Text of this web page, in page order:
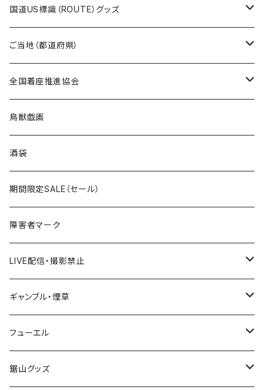
トートバッグ
千葉ロッテマリーンズコラボ
ホテルキーホルダー
トートバッグ
ホテルキーホルダー
ステッカー
国道0～99号線
国道100～199号線
国道600～699号線
国道700～799号線
Tシャツ
キャップ
国道US標識（ROUTE）グッズ
ステッカー
ROUTE 0～99号線
ROUTE100～199号線
ROUTE600～699号線
ROUTE700～799号線
Tシャツ
ROUTE 0～99号線
ROUTE 100～199号線
ROUTE 600～699号線
ROUTE 700～799号線
キャップ
ROUTE 0～99号線
ROUTE 100～199号線
ROUTE 600～699号線
ROUTE 700～799号線
ご当地（都道府県）
北海道
青森県
岩手県
宮城県
秋田県
Tシャツ
ステッカー
山形県
福島県
茨城県
栃木県
全国着座推進協会
ステッカー
鳥獣戯画
酒袋
期間限定SALE（セール）
障害者マーク
LIVE配信・撮影禁止
LIVE配信禁止
撮影禁止
ギャンブル・煙草
ホテルキーホルダー
たばこ・禁煙ステッカー
フューエル
ステッカー
鋸山グッズ